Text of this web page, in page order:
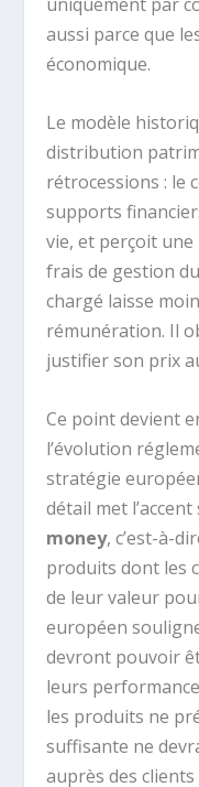
aussi parce que
économique.
Le modèle
distribution
rétrocessions : le
supports
vie, et perçoit
frais de gestion
chargé laisse
rémunération. Il
justifier son prix
Ce point devient
l’évolution
stratégie
détail met
money, c’est-à-
produits dont les
de leur valeur
européen
devront pouvoir
leurs
les produits ne
suffisante ne
auprès des clients